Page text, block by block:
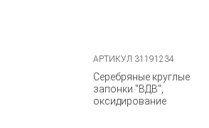
АРТИКУЛ 31191234
Серебряные круглые
запонки "ВДВ",
оксидирование